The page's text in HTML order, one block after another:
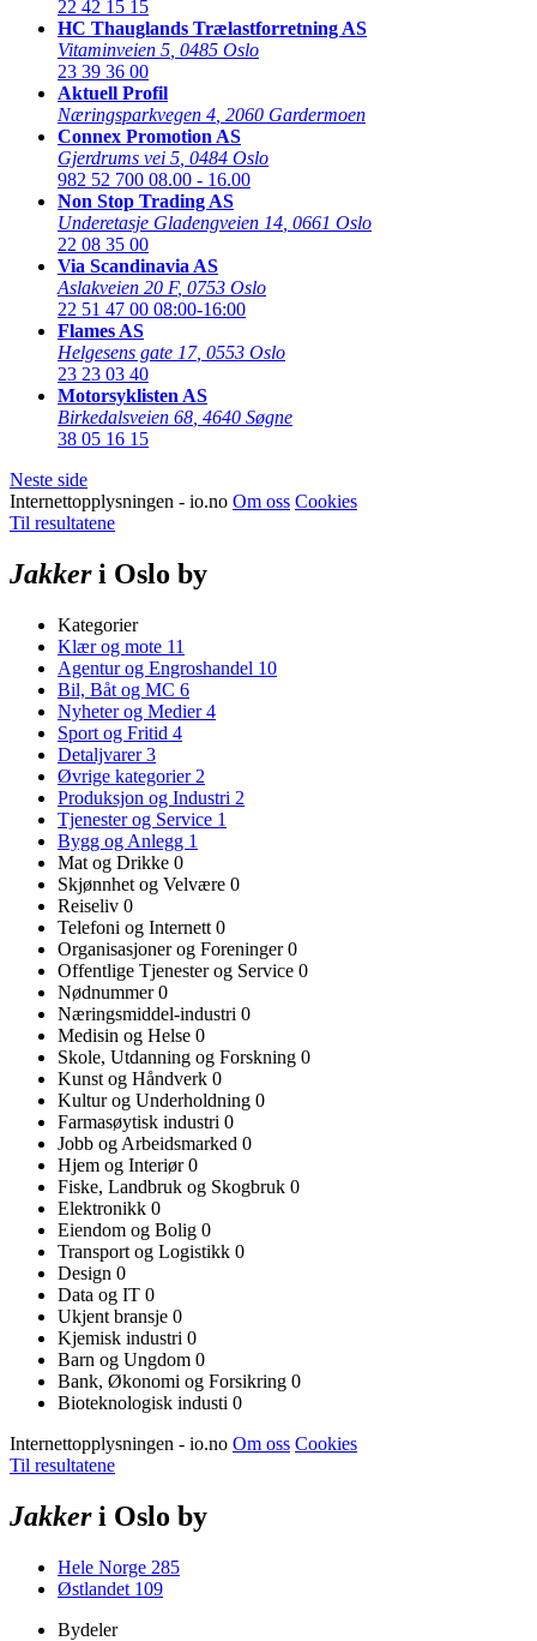
22 42 15 15
HC Thauglands Trælastforretning AS
Vitaminveien 5 0485 Oslo
23 39 36 00
Aktuell Profil
Næringsparkvegen 4 2060 Gardermoen
Connex Promotion AS
Gjerdrums vei 5 0484 Oslo
982 52 700 08.00 - 16.00
Non Stop Trading AS
Underetasje Gladengveien 14 0661 Oslo
22 08 35 00
Via Scandinavia AS
Aslakveien 20 F, 0753 Oslo
22 51 47 00 08:00-16:00
Flames AS
Helgesens gate 17, 0553 Oslo
23 23 03 40
Motorsyklisten AS
Birkedalsveien 68 4640 Søgne
38 05 16 15
Neste side
Internettopplysningen - io.no Om oss Cookies
Til resultatene
Jakkeri Oslo by
Kategorier
Klær og mote 11
Agentur og Engroshandel 10
Bil, Båt og MC 6
Nyheter og Medier4
Sport og Fritid 4
Detaljvarer3
Øvrige kategorier 2
Produksjon og Industri 2
Tjenester og Service 1
Bygg og Anlegg 1
Mat og Drikke 0
Skjønnhet og Velvære 0
Reiseliv 0
Telefoni og Internett 0
Organisasjoner og Foreninger0
Offentlige Tjenester og Service 0
Nødnummer0
Næringsmiddel-industri 0
Medisin og Helse 0
Skole, Utdanning og Forskning 0
Kunst og Håndverk 0
Kultur og Underholdning 0
Farmasøytisk industri 0
Jobb og Arbeidsmarked 0
Hjem og Interiør0
Fiske, Landbruk og Skogbruk 0
Elektronikk 0
Eiendom og Bolig 0
Transport og Logistikk 0
Design 0
Data og IT 0
Ukjent bransje 0
Kjemisk industri 0
Barn og Ungdom 0
Bank, Økonomi og Forsikring 0
Bioteknologisk industi 0
Internettopplysningen - io.no Om oss Cookies
Til resultatene
Jakkeri Oslo by
Hele Norge 285
Østlandet 109
Bydeler